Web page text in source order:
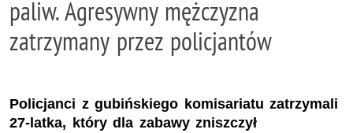
paliw. Agresywny mężczyzna
zatrzymany przez policjantów
Policjanci z gubińskiego komisariatu zatrzymali
27-latka, który dla zabawy zniszczył